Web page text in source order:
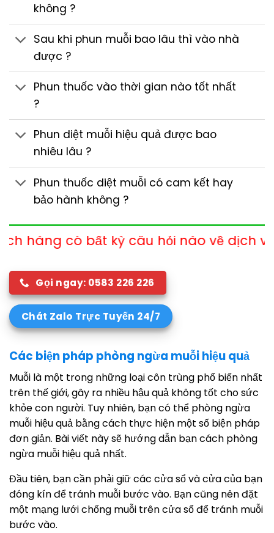
không ?
Sau khi phun muỗi bao lâu thì vào nhà
được ?
Phun thuốc vào thời gian nào tốt nhất
?
Phun diệt muỗi hiệu quả được bao
nhiêu lâu ?
Phun thuốc diệt muỗi có cam kết hay
bảo hành không ?
kỳ câu hỏi nào về dịch vụ xin vui lòng
Gọi ngay: 0583 226 226
Chát Zalo Trực Tuyến 24/7
Các biện pháp phòng ngừa muỗi hiệu quả
Muỗi là một trong những loại côn trùng phổ biến nhất
trên thế giới, gây ra nhiều hậu quả không tốt cho sức
khỏe con người. Tuy nhiên, bạn có thể phòng ngừa
muỗi hiệu quả bằng cách thực hiện một số biện pháp
đơn giản. Bài viết này sẽ hướng dẫn bạn cách phòng
ngừa muỗi hiệu quả nhất.
Đầu tiên, bạn cần phải giữ các cửa sổ và cửa của bạn
đóng kín để tránh muỗi bước vào. Bạn cũng nên đặt
một mạng lưới chống muỗi trên cửa sổ để tránh muỗi
bước vào.